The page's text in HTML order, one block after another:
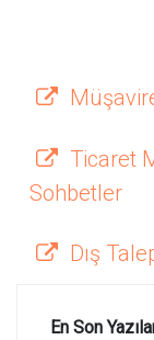
Ticaret
Sohbetler
Dış
En Son